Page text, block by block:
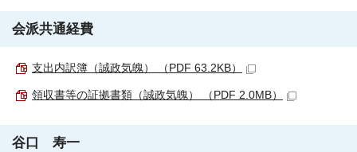
会派共通経費
支出内訳簿（誠政気魄） （PDF 63.2KB）
領収書等の証拠書類（誠政気魄） （PDF 2.0MB）
谷口 寿一